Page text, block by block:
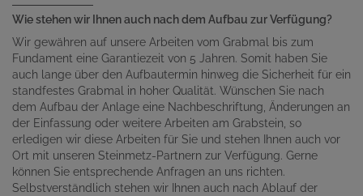
Wie stehen wir Ihnen auch nach dem Aufbau zur Verfügung?
Wir gewähren auf unsere Arbeiten vom Grabmal bis zum
Fundament eine Garantiezeit von 5 Jahren. Somit haben Sie
auch lange über den Aufbautermin hinweg die Sicherheit für ein
standfestes Grabmal in hoher Qualität. Wünschen Sie nach
dem Aufbau der Anlage eine Nachbeschriftung, Änderungen an
der Einfassung oder weitere Arbeiten am Grabstein, so
erledigen wir diese Arbeiten für Sie und stehen Ihnen auch vor
Ort mit unseren Steinmetz-Partnern zur Verfügung. Gerne
können Sie entsprechende Anfragen an uns richten.
Selbstverständlich stehen wir Ihnen auch nach Ablauf der